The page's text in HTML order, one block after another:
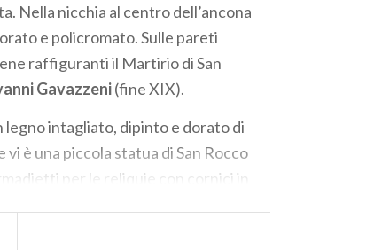
. Nella nicchia al centro dell’ancona
e policromato. Sulle pareti
raffiguranti il Martirio di San
Gavazzeni(fine XIX).
legno intagliato, dipinto e dorato di
è una piccola statua diSan Rocco
per le reliquie con cornici in
intagliato (sec. XVII). Nella